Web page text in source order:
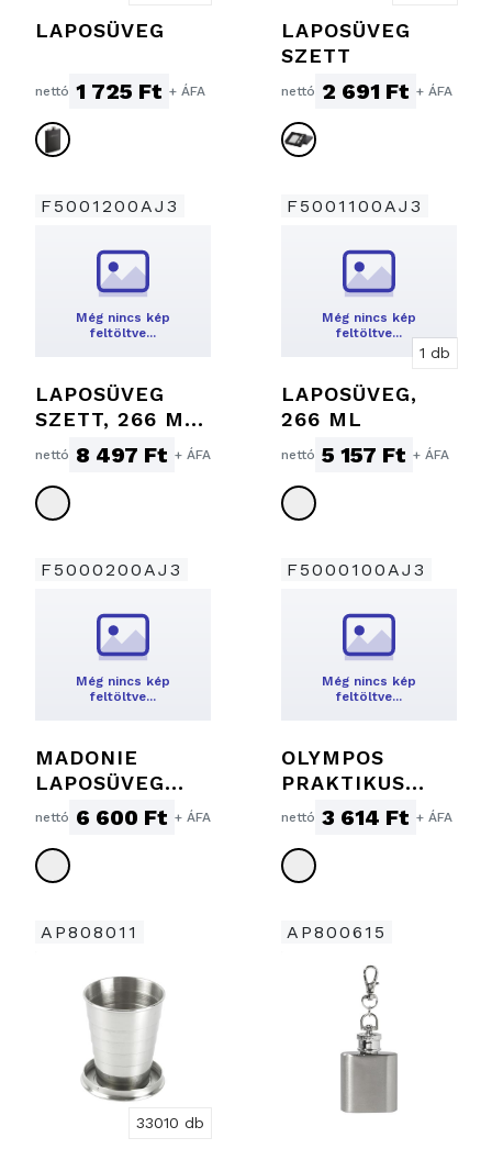
LAPOSÜVEG
nettó 1 725 Ft + ÁFA
LAPOSÜVEG
SZETT
nettó 2 691 Ft + ÁFA
F5001200AJ3
Még nincs kép
feltöltve…
LAPOSÜVEG
SZETT, 266 ML
+ 4 X 30 ML
nettó 8 497 Ft + ÁFA
F5001100AJ3
Még nincs kép
feltöltve…
1 db
LAPOSÜVEG,
266 ML
nettó 5 157 Ft + ÁFA
F5000200AJ3
Még nincs kép
feltöltve…
MADONIE
LAPOSÜVEG
SZETT
nettó 6 600 Ft + ÁFA
F5000100AJ3
Még nincs kép
feltöltve…
OLYMPOS
PRAKTIKUS
LAPOS FLASKA
nettó 3 614 Ft + ÁFA
AP808011
33010 db
AP800615